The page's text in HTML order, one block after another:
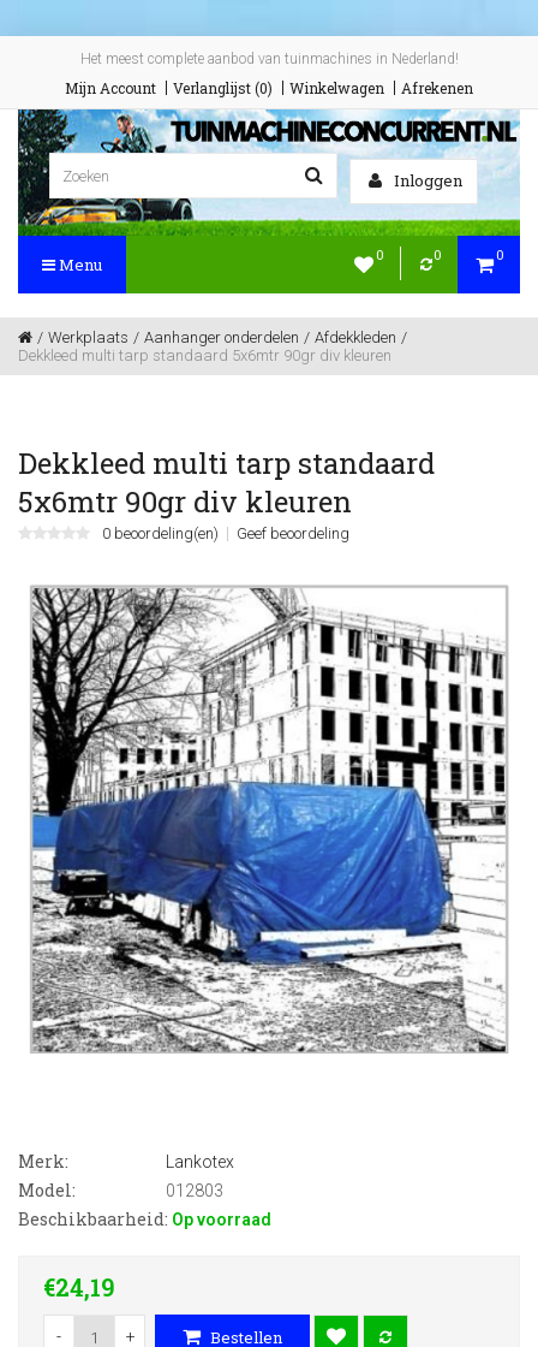
Het meest complete aanbod van tuinmachines in Nederland!
Mijn Account Verlanglijst (0) Winkelwagen Afrekenen
Inloggen
0 0 0
Menu
Werkplaats Aanhanger onderdelen
Afdekkleden
Dekkleed multi tarp standaard 5x6mtr 90gr div kleuren
Dekkleed multi tarp standaard
5x6mtr 90gr div kleuren
0 beoordeling(en) Geef beoordeling
Merk: Lankotex
Model: 012803
Beschikbaarheid: Op voorraad
€24,19
- + Bestellen